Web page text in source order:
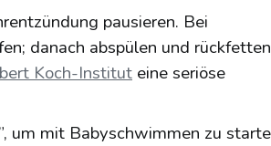
pausieren. Bei
danach abspülen und
Koch-Institut eine seriöse
um mit Babyschwimmen zu